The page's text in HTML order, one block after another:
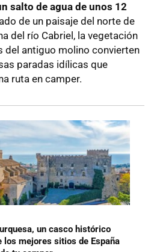
salto de agua de unos 12
de un paisaje del norte de
del río Cabriel, la vegetación
del antiguo molino convierten
paradas idílicas que
ruta en camper.
un casco histórico
los mejores sitios de España